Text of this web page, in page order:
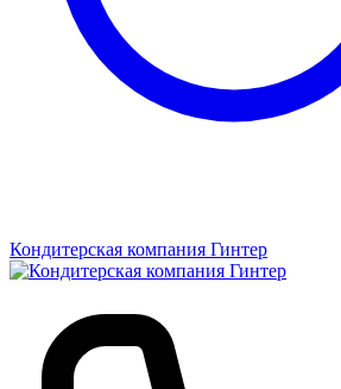
Кондитерская компания Гинтер